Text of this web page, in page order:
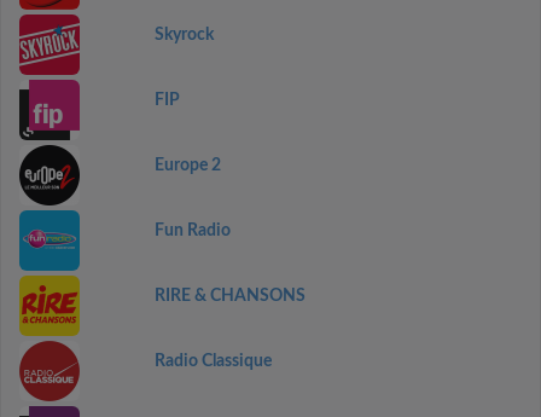
Skyrock
FIP
Europe 2
Fun Radio
RIRE & CHANSONS
Radio Classique